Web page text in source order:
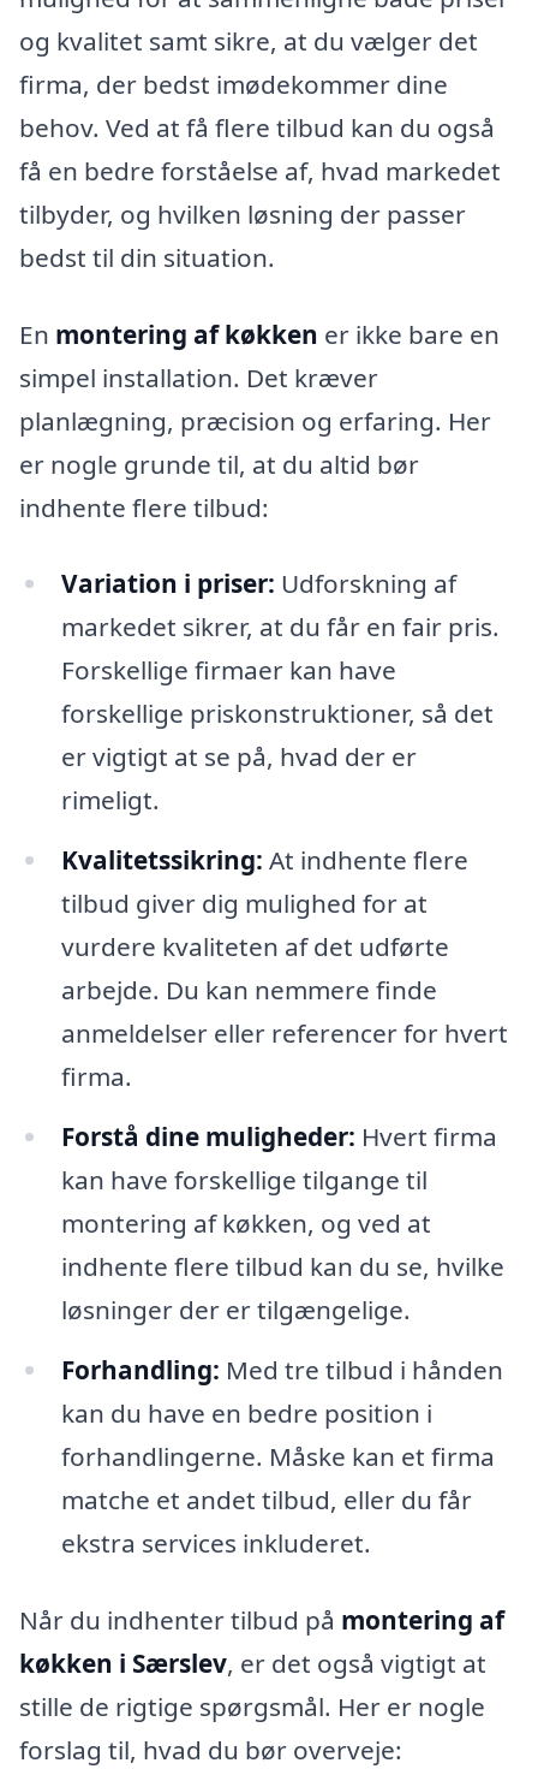
og kvalitet samt sikre, at du vælger det
firma, der bedst imødekommer dine
behov. Ved at få flere tilbud kan du også
få en bedre forståelse af, hvad markedet
tilbyder, og hvilken løsning der passer
bedst til din situation.
En montering af køkken er ikke bare en
simpel installation. Det kræver
planlægning, præcision og erfaring. Her
er nogle grunde til, at du altid bør
indhente flere tilbud:
Variation i priser: Udforskning af
markedet sikrer, at du får en fair pris.
Forskellige firmaer kan have
forskellige priskonstruktioner, så det
er vigtigt at se på, hvad der er
rimeligt.
Kvalitetssikring: At indhente flere
tilbud giver dig mulighed for at
vurdere kvaliteten af det udførte
arbejde. Du kan nemmere finde
anmeldelser eller referencer for hvert
firma.
Forstå dine muligheder: Hvert firma
kan have forskellige tilgange til
montering af køkken, og ved at
indhente flere tilbud kan du se, hvilke
løsninger der er tilgængelige.
Forhandling: Med tre tilbud i hånden
kan du have en bedre position i
forhandlingerne. Måske kan et firma
matche et andet tilbud, eller du får
ekstra services inkluderet.
Når du indhenter tilbud på montering af
køkken i Særslev, er det også vigtigt at
stille de rigtige spørgsmål. Her er nogle
forslag til, hvad du bør overveje: